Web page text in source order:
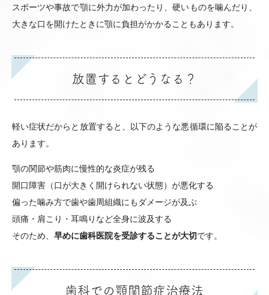
スポーツや事故で顎に外力が加わったり、硬いものを噛んだり、
大きな口を開けたときに顎に負担がかかることもあります。
放置するとどうなる？
軽い症状だからと放置すると、以下のような悪循環に陥ることが
あります。
顎の関節や筋肉に慢性的な炎症が残る
開口障害（口が大きく開けられない状態）が悪化する
偏った噛み方で歯や歯周組織にもダメージが及ぶ
頭痛・肩こり・耳鳴りなど全身に波及する
そのため、 早めに歯科医院を受診することが大切です。
歯科での顎関節症治療法